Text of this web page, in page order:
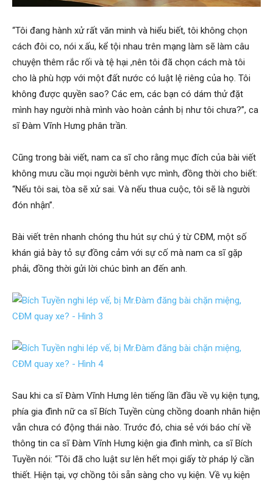
“Tôi đang hành xử rất văn minh và hiểu biết, tôi không chọn
cách đôi co, nói x.ấu, kể tội nhau trên mạng làm sẽ làm câu
chuyện thêm rắc rối và tệ hại ,nên tôi đã chọn cách mà tôi
cho là phù hợp với một đất nước có luật lệ riêng của họ. Tôi
không được quyền sao? Các em, các bạn có dám thử đặt
mình hay người nhà mình vào hoàn cảnh bị như tôi chưa?”, ca
sĩ Đàm Vĩnh Hưng phân trần.
Cũng trong bài viết, nam ca sĩ cho rằng mục đích của bài viết
không mưu cầu mọi người bênh vực mình, đồng thời cho biết:
“Nếu tôi sai, tòa sẽ xử sai. Và nếu thua cuộc, tôi sẽ là người
đón nhận”.
Bài viết trên nhanh chóng thu hút sự chú ý từ CĐM, một số
khán giả bày tỏ sự đồng cảm với sự cố mà nam ca sĩ gặp
phải, đồng thời gửi lời chúc bình an đến anh.
Sau khi ca sĩ Đàm Vĩnh Hưng lên tiếng lần đầu về vụ kiện tụng,
phía gia đình nữ ca sĩ Bích Tuyền cùng chồng doanh nhân hiện
vẫn chưa có động thái nào. Trước đó, chia sẻ với báo chí về
thông tin ca sĩ Đàm Vĩnh Hưng kiện gia đình mình, ca sĩ Bích
Tuyền nói: “Tôi đã cho luật sư lên hết mọi giấy tờ pháp lý cần
thiết. Hiện tại, vợ chồng tôi sẵn sàng cho vụ kiện. Về vụ kiện